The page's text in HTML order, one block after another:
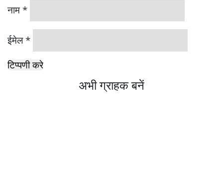
नाम *
ईमेल*
अभी ग्राहक बनें